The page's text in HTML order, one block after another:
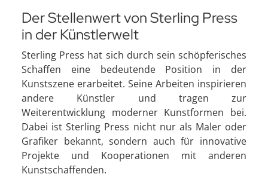
Der Stellenwert von Sterling Press
in der Künstlerwelt
Sterling Press hat sich durch sein schöpferisches
Schaffen eine bedeutende Position in der
Kunstszene erarbeitet. Seine Arbeiten inspirieren
andere Künstler und tragen zur
Weiterentwicklung moderner Kunstformen bei.
Dabei ist Sterling Press nicht nur als Maler oder
Grafiker bekannt, sondern auch für innovative
Projekte und Kooperationen mit anderen
Kunstschaffenden.